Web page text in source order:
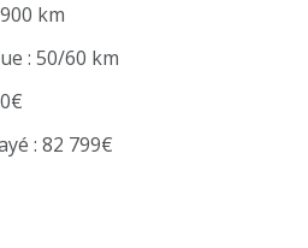
km
: 50/60 km
: 82 799€